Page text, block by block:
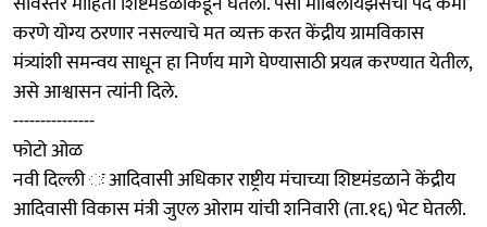
करणे योग्य ठरणार नसल्याचे मत व्यक्त करत केंद्रीय ग्रामविकास
मंत्र्यांशी समन्वय साधून हा निर्णय मागे घेण्यासाठी प्रयत्न करण्यात येतील,
असे आश्वासन त्यांनी दिले.
---------------
फोटो ओळ
नवी दिल्ली ः आदिवासी अधिकार राष्ट्रीय मंचाच्या शिष्टमंडळाने केंद्रीय
आदिवासी विकास मंत्री जुएल ओराम यांची शनिवारी (ता.१६) भेट घेतली.